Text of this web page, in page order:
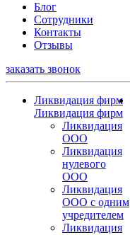
Блог
Сотрудники
Контакты
Отзывы
заказать звонок
Ликвидация фирм
Ликвидация фирм
Ликвидация
ООО
Ликвидация
нулевого
ООО
Ликвидация
ООО с одним
учредителем
Ликвидация